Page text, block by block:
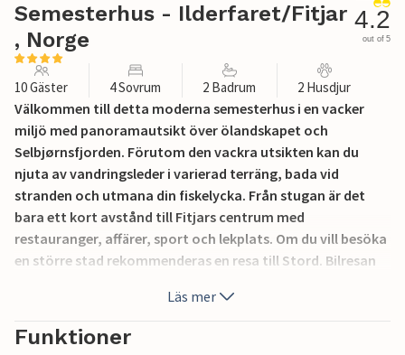
Semesterhus - Ilderfaret/Fitjar
, Norge
4.2
out of 5
10 Gäster 4 Sovrum 2 Badrum 2 Husdjur
Välkommen till detta moderna semesterhus i en vacker
miljö med panoramautsikt över ölandskapet och
Selbjørnsfjorden. Förutom den vackra utsikten kan du
njuta av vandringsleder i varierad terräng, bada vid
stranden och utmana din fiskelycka. Från stugan är det
bara ett kort avstånd till Fitjars centrum med
restauranger, affärer, sport och lekplats. Om du vill besöka
en större stad rekommenderas en resa till Stord. Bilresan
vattensportscenter, bowling och Sunnhordalandsmuseet.
Enligt mottot "Minne skapar opinion" har museet även
permanenta utställningar om förhistorisk tid och
Läs mer
Funktioner